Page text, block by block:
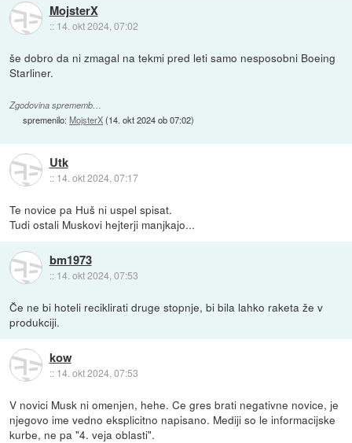
MojsterX
:: 14. okt 2024, 07:02
še dobro da ni zmagal na tekmi pred leti samo nesposobni Boeing
Starliner.
Zgodovina sprememb…
spremenilo:MojsterX(14. okt 2024 ob 07:02)
Utk
:: 14. okt 2024, 07:17
Te novice pa Huš ni uspel spisat.
Tudi ostali Muskovi hejterji manjkajo...
bm1973
:: 14. okt 2024, 07:53
Če ne bi hoteli reciklirati druge stopnje, bi bila lahko raketa že v
produkciji.
kow
:: 14. okt 2024, 07:53
V novici Musk ni omenjen, hehe. Ce gres brati negativne novice, je
njegovo ime vedno eksplicitno napisano. Mediji so le informacijske
kurbe, ne pa "4. veja oblasti".